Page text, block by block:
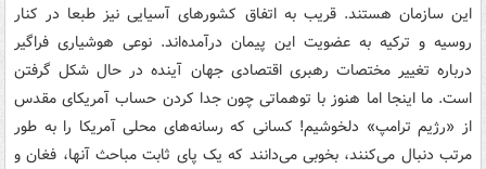
این سازمان هستند. قریب به اتفاق کشورهای آسیایی نیز طبعا در کنار
روسیه و ترکیه به عضویت این پیمان درآمده‌اند. نوعی هوشیاری فراگیر
درباره تغییر مختصات رهبری اقتصادی جهان آینده در حال شکل گرفتن
است. ما اینجا اما هنوز با توهماتی چون جدا کردن حساب آمریکای مقدس
از «رژیم ترامپ» دلخوشیم! کسانی که رسانه‌های محلی آمریکا را به طور
مرتب دنبال می‌کنند، بخوبی می‌دانند که یک پای ثابت مباحث آنها، فغان و